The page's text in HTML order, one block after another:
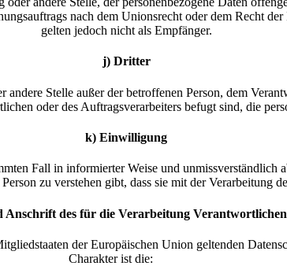
nach dem Unionsrecht oder dem Recht
gelten jedoch nicht als Empfänger.
j) Dritter
Stelle außer der betroffenen Person, dem
oder des Auftragsverarbeiters befugt sind, die
k) Einwilligung
Fall in informierter Weise und unmissverständlich
zu verstehen gibt, dass sie mit der Verarbeitung
Anschrift des für die Verarbeitung Verantwortlichen
der Europäischen Union geltenden
Charakter ist die: